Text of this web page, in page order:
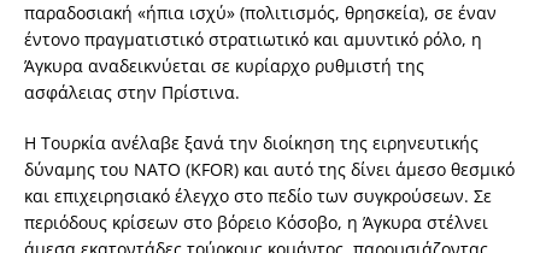
παραδοσιακή «ήπια ισχύ» (πολιτισμός, θρησκεία), σε έναν
έντονο πραγματιστικό στρατιωτικό και αμυντικό ρόλο, η
Άγκυρα αναδεικνύεται σε κυρίαρχο ρυθμιστή της
ασφάλειας στην Πρίστινα.
Η Τουρκία ανέλαβε ξανά την διοίκηση της ειρηνευτικής
δύναμης του ΝΑΤΟ (KFOR) και αυτό της δίνει άμεσο θεσμικό
και επιχειρησιακό έλεγχο στο πεδίο των συγκρούσεων. Σε
περιόδους κρίσεων στο βόρειο Κόσοβο, η Άγκυρα στέλνει